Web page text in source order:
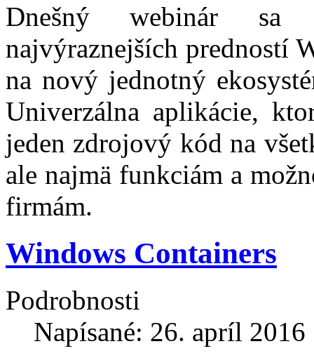
Dnešný webinár sa
najvýraznejších predností
na nový jednotný
Univerzálna aplikácie,
jeden zdrojový kód na
ale najmä funkciám a
firmám.
Windows Containers
Podrobnosti
Napísané: 26. apríl 2016